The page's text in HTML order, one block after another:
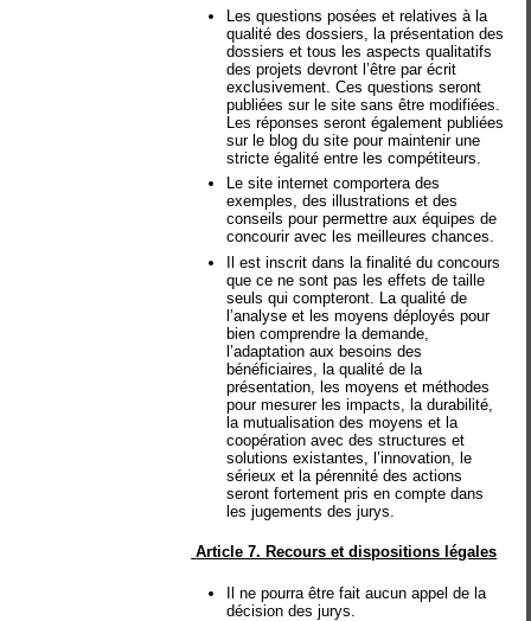
Les questions posées et relatives à la
qualité des dossiers, la présentation des
dossiers et tous les aspects qualitatifs
des projets devront l’être par écrit
exclusivement. Ces questions seront
publiées sur le site sans être modifiées.
Les réponses seront également publiées
sur le blog du site pour maintenir une
stricte égalité entre les compétiteurs.
Le site internet comportera des
exemples, des illustrations et des
conseils pour permettre aux équipes de
concourir avec les meilleures chances.
Il est inscrit dans la finalité du concours
que ce ne sont pas les effets de taille
seuls qui compteront. La qualité de
l’analyse et les moyens déployés pour
bien comprendre la demande,
l’adaptation aux besoins des
bénéficiaires, la qualité de la
présentation, les moyens et méthodes
pour mesurer les impacts, la durabilité,
la mutualisation des moyens et la
coopération avec des structures et
solutions existantes, l’innovation, le
sérieux et la pérennité des actions
seront fortement pris en compte dans
les jugements des jurys.
Article 7. Recours et dispositions légales
Il ne pourra être fait aucun appel de la
décision des jurys.